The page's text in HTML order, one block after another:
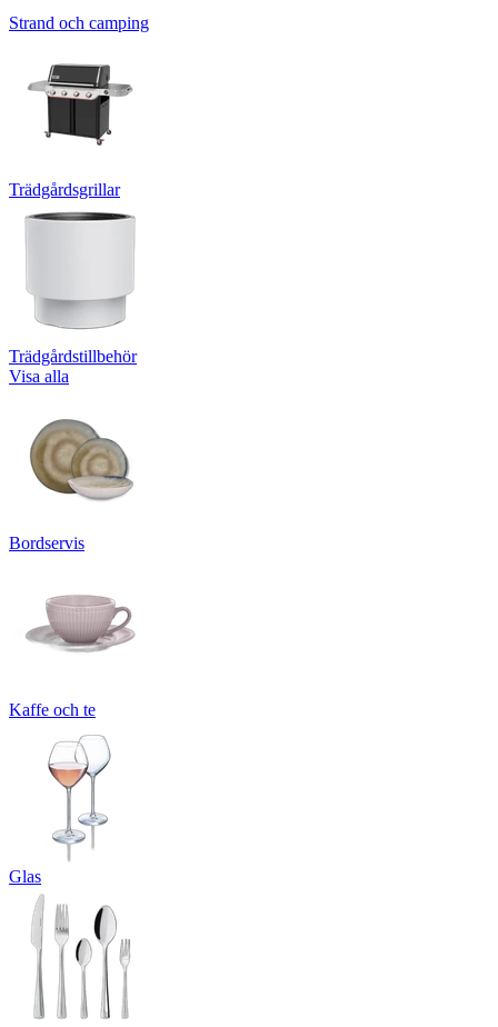
Strand och camping
Trädgårdsgrillar
Trädgårdstillbehör
Visa alla
Bordservis
Kaffe och te
Glas